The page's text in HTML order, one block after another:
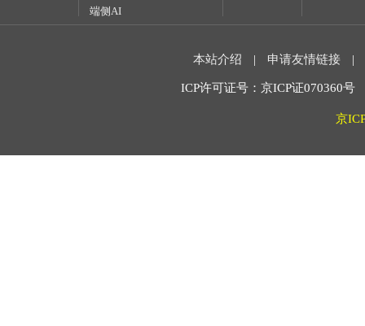
端侧AI
本站介绍 | 申请友情链接 |
ICP许可证号：京ICP证070360
京